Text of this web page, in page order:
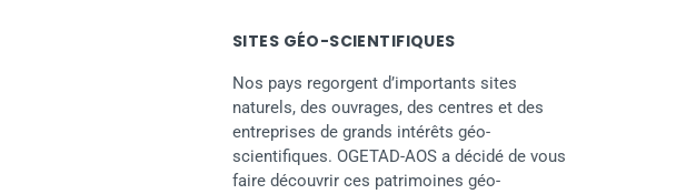
SITES GÉO-SCIENTIFIQUES
Nos pays regorgent d’importants sites
naturels, des ouvrages, des centres et des
entreprises de grands intérêts géo-
scientifiques. OGETAD-AOS a décidé de vous
faire découvrir ces patrimoines géo-